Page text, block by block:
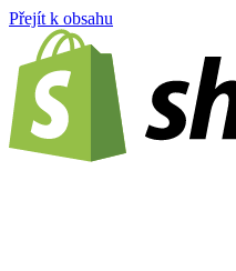
Přejít k obsahu